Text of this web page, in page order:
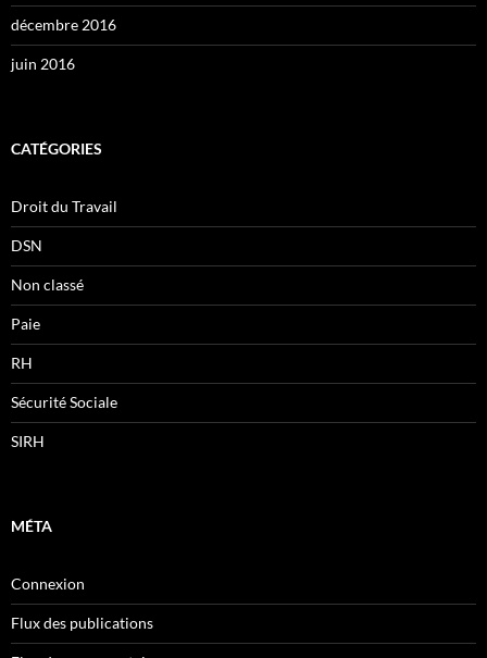
décembre 2016
juin 2016
CATÉGORIES
Droit du Travail
DSN
Non classé
Paie
RH
Sécurité Sociale
SIRH
MÉTA
Connexion
Flux des publications